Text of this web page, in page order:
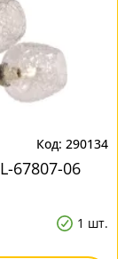
290134
67807-06
1 шт.